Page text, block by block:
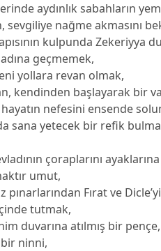
aydınlık sabahların
nağme akmasını
kulpunda Zekeriyya
geçmemek,
yollara revan olmak,
kendinden başlayarak bir
nefesini ensende
sana yetecek bir refik
çoraplarını
umut,
pınarlarından Fırat ve
tutmak,
duvarına atılmış bir
bir ninni,